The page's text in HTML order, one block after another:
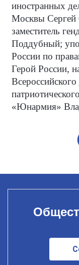
иностранных
Москвы Сергей
заместитель
Поддубный;
России по
Герой России,
«Юнармия»